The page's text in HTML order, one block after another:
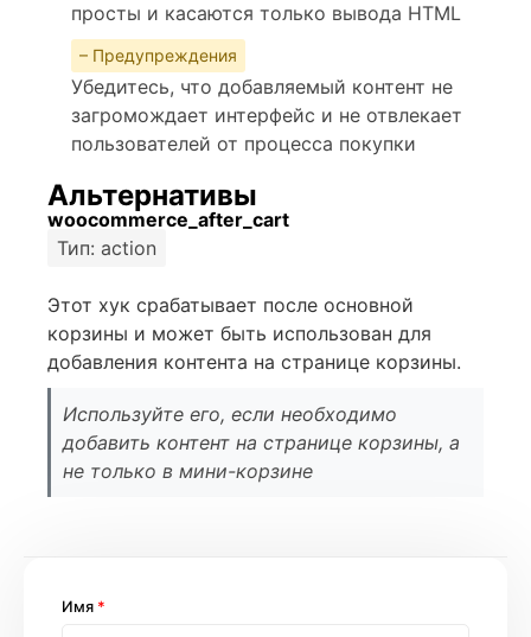
просты и касаются только вывода HTML
– Предупреждения
Убедитесь, что добавляемый контент не
загромождает интерфейс и не отвлекает
пользователей от процесса покупки
Альтернативы
woocommerce_after_cart
Тип: action
Этот хук срабатывает после основной
корзины и может быть использован для
добавления контента на странице корзины.
Используйте его, если необходимо
добавить контент на странице корзины, а
не только в мини-корзине
Имя *